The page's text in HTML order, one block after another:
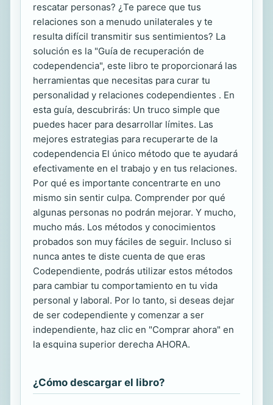
rescatar personas? ¿Te parece que tus
relaciones son a menudo unilaterales y te
resulta difícil transmitir sus sentimientos? La
solución es la "Guía de recuperación de
codependencia", este libro te proporcionará las
herramientas que necesitas para curar tu
personalidad y relaciones codependientes . En
esta guía, descubrirás: Un truco simple que
puedes hacer para desarrollar límites. Las
mejores estrategias para recuperarte de la
codependencia El único método que te ayudará
efectivamente en el trabajo y en tus relaciones.
Por qué es importante concentrarte en uno
mismo sin sentir culpa. Comprender por qué
algunas personas no podrán mejorar. Y mucho,
mucho más. Los métodos y conocimientos
probados son muy fáciles de seguir. Incluso si
nunca antes te diste cuenta de que eras
Codependiente, podrás utilizar estos métodos
para cambiar tu comportamiento en tu vida
personal y laboral. Por lo tanto, si deseas dejar
de ser codependiente y comenzar a ser
independiente, haz clic en "Comprar ahora" en
la esquina superior derecha AHORA.
¿Cómo descargar el libro?